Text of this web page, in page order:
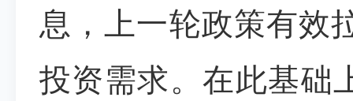
息，上一轮政策有效
投资需求。在此基础